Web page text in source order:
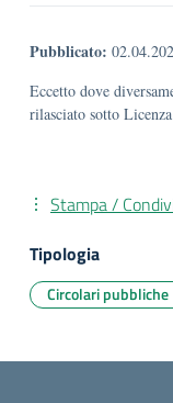
Pubblicato:
Eccetto dove
rilasciato sotto
Stampa /
Tipologia
Circolari pubbliche